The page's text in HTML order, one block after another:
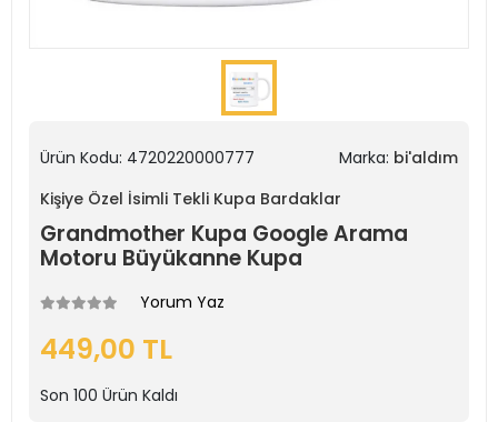
Ürün Kodu: 4720220000777 Marka: bi'aldım
Kişiye Özel İsimli Tekli Kupa Bardaklar
Grandmother Kupa Google Arama
Motoru Büyükanne Kupa
Yorum Yaz
449,00 TL
Son 100 Ürün Kaldı